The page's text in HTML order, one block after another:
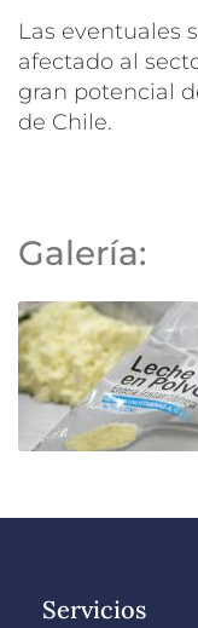
Las eventuales
afectado al
gran potencial
de Chile.
Galería:
Servicios